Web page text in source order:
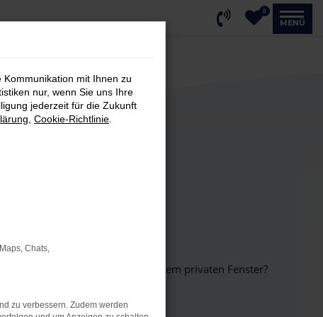
0
MENÜ
anderen Browser oder in einem privaten Fenster?
mit Ihnen zu
nur, wenn Sie uns Ihre
jederzeit für die Zukunft
Cookie-Richtlinie
Chats,
zu verbessern. Zudem werden